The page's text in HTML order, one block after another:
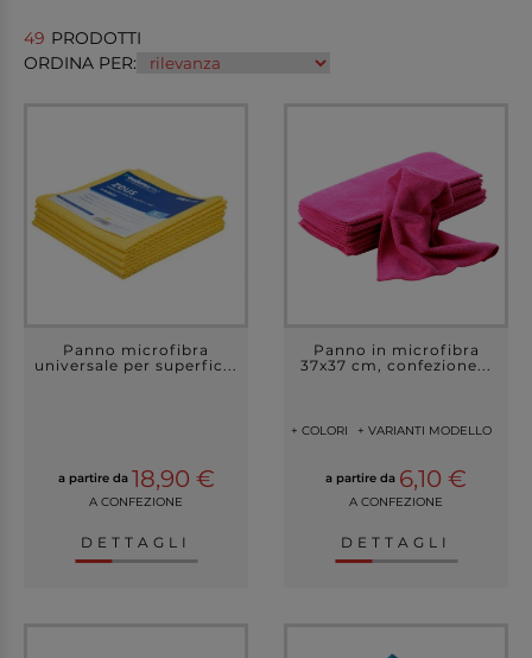
49 PRODOTTI
ORDINA PER:
Panno microfibra
universale per superfic...
a partire da 18,90 €
A CONFEZIONE
DETTAGLI
Panno in microfibra
37x37 cm, confezione...
+ COLORI + VARIANTI MODELLO
a partire da 6,10 €
A CONFEZIONE
DETTAGLI